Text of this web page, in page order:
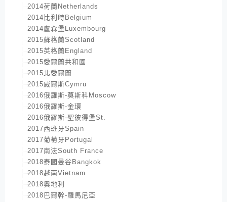
2014荷蘭Netherlands
2014比利時Belgium
2014盧森堡Luxembourg
2015蘇格蘭Scotland
2015英格蘭England
2015愛爾蘭共和國
2015北愛爾蘭
2015威爾斯Cymru
2016俄羅斯-莫斯科Moscow
2016俄羅斯-金環
2016俄羅斯-聖彼得堡St.
2017西班牙Spain
2017葡萄牙Portugal
2017南法South France
2018泰國曼谷Bangkok
2018越南Vietnam
2018奧地利
2018巴爾幹-羅馬尼亞